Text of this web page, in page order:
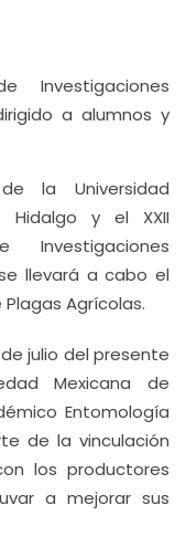
Investigaciones
a alumnos y
la Universidad
Hidalgo y el XXII
llevará a cabo el
Agrícolas.
julio del presente
Mexicana de
Entomología
de la vinculación
los productores
a mejorar sus